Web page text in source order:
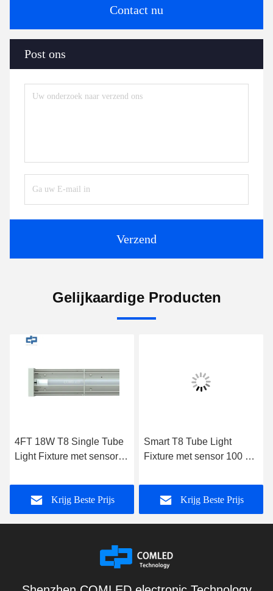
Contact nu
Post ons
Verzend
Gelijkaardige Producten
4FT 18W T8 Single Tube
Light Fixture met sensor
CCT 3000K 4000K 5000K
Krijg Beste Prijs
Smart T8 Tube Light
Fixture met sensor 100 V
Tube Light
Krijg Beste Prijs